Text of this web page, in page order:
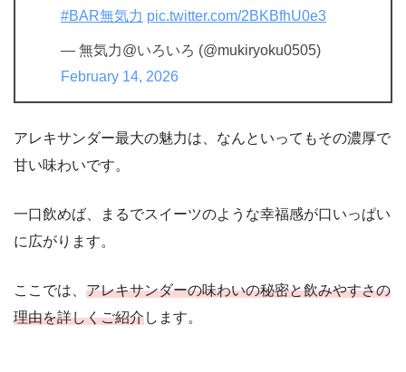
#BAR無気力 pic.twitter.com/2BKBfhU0e3
— 無気力@いろいろ (@mukiryoku0505)
February 14, 2026
アレキサンダー最大の魅力は、なんといってもその濃厚で
甘い味わいです。
一口飲めば、まるでスイーツのような幸福感が口いっぱい
に広がります。
ここでは、 アレキサンダーの味わいの秘密と飲みやすさの
理由を詳しくご紹介します。